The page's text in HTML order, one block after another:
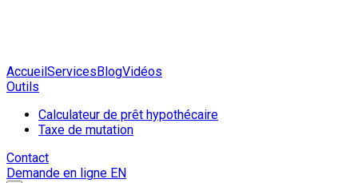
AccueilServicesBlogVidéos
Outils
Calculateur de prêt hypothécaire
Taxe de mutation
Contact
Demande en ligne EN